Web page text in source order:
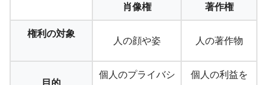
肖像権 著作権
権利の対象
人の顔や姿 人の著作物
目的
個人のプライバシ 個人の利益を